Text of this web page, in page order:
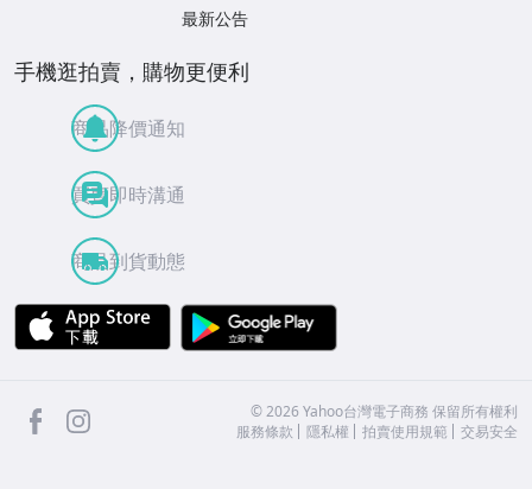
進口彈弓、吹箭
深海岩清潔劑-負離子空氣活化劑
軍警槍套 配件 徽章 戰功紀念章
鎮暴槍、漆彈槍、CO2槍、古董槍
皮帶頭、貼紙、酒壺、軍帽、便帽
登山潛水、防風防寒外套、求生用品
消防裝備器材、消防燈具
雕塑藝術品 / 宗教佛像/茶寵擺件
最新公告
手機逛拍賣，購物更便利
商品降價通知
買賣即時溝通
商品到貨動態
APP Store
facebook ©2026 Yahoo台灣電子商務 保留所有權利
服務條款
隱私權 拍賣使用規範 交易安全